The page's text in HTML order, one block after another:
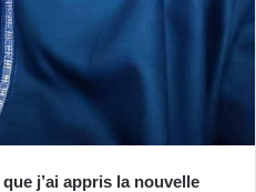
j’ai appris la nouvelle